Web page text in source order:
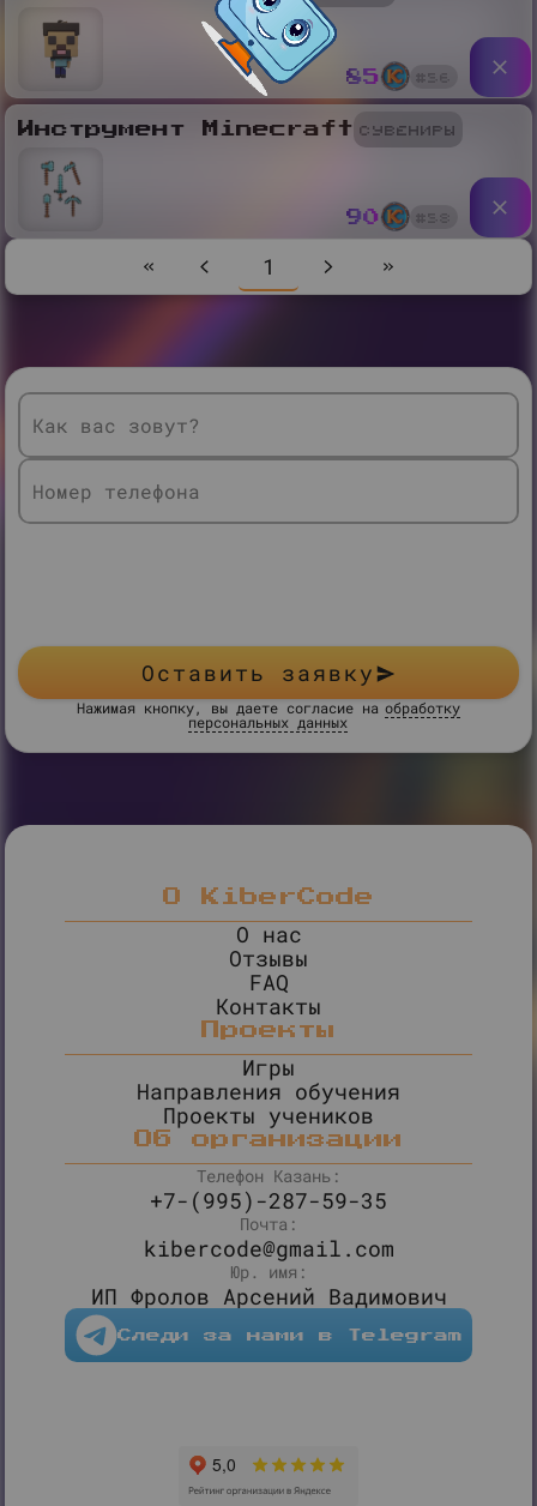
85 #56
Инструмент Minecraft Сувениры
90 #58
1
Как вас зовут?
Номер телефона
Оставить заявку
Нажимая кнопку, вы даете согласие на обработку
персональных данных
О KiberCode
О нас
Отзывы
FAQ
Контакты
Проекты
Игры
Направления обучения
Проекты учеников
Об организации
Телефон Казань:
+7-(995)-287-59-35
Почта:
kibercode@gmail.com
Юр. имя:
ИП Фролов Арсений Вадимович
Следи за нами в Telegram